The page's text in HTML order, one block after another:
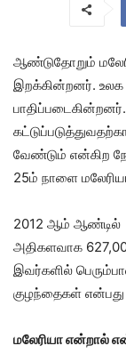
ஆண்டுதோறும்
இறக்கின்றனர். உலக
வேண்டும் என்கிற
25ம் நாளை
2012 ஆம் ஆண்டில்
அதிகளவாக
இவர்களில்
குழந்தைகள் என்பது
மலேரியா என்றால்